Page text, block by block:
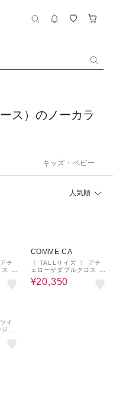
ス）のノーカラ
キッズ・ベビー
人気順
チ
ノ
COMME CA
〔 TALLサイズ 〕 アチ
ェローザダブルクロス ノ
ーカラージャケット
¥20,350
イ
ー